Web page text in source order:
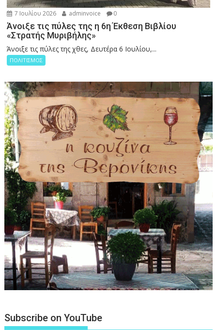
7 Ιουλίου 2026 adminvoice 0
Άνοιξε τις πύλες της η 6η Έκθεση Βιβλίου
«Στρατής Μυριβήλης»
Άνοιξε τις πύλες της χθες, Δευτέρα 6 Ιουλίου,...
ΠΟΛΙΤΙΣΜΟΣ
Subscribe on YouTube